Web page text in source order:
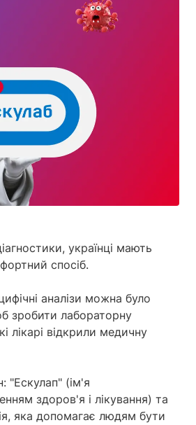
агентом моніторингу
Дослідження ринку
будь-якого питання.
більше
інфлюенсерів
З легкістю знаходьте впливових осіб, щоб
ефективніше взаємодіяти з аудиторією
більше
українці мають
спосіб.
аналізи можна було
зробити лабораторну
лікарі відкрили медичну
"Ескулап" (ім'я
здоров'я і лікування) та
яка допомагає людям бути